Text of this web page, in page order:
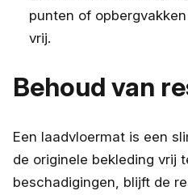
punten of
vrij.
Behoud van
Een laadvloermat is een
de originele bekleding vrij
beschadigingen, blijft de